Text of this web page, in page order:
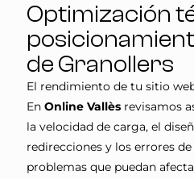
Optimización
de Granollers
El rendimiento de tu sitio
En Online Vallès revisamos
la velocidad de carga, el
redirecciones y los errores
problemas que puedan